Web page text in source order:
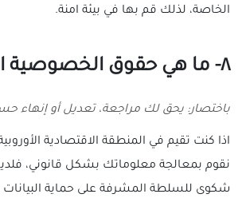
الخاصة، لذلك قم بها في بيئة امنة.
٨- ما هي حقوق الخصوصية الخاصة بي؟
باختصار: يحق لك مراجعة، تعديل أو إنهاء
نقوم بمعالجة معلوماتك بشكل قانوني،
شكوى للسلطة المشرفة على حماية البيانات